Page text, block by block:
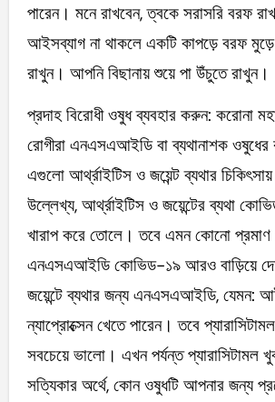
পারেন। মনে রাখবেন, ত্বকে সরাসরি বরফ
আইসব্যাগ না থাকলে একটি কাপড়ে বরফ মুড়ে
রাখুন। আপনি বিছানায় শুয়ে পা উঁচুতে রাখুন।
প্রদাহ বিরোধী ওষুধ ব্যবহার করুন: করোনা
রোগীরা এনএসএআইডি বা ব্যথানাশক ওষুধের
এগুলো আর্থ্রাইটিস ও জয়েন্ট ব্যথার
উল্লেখ্য, আর্থ্রাইটিস ও জয়েন্টের ব্যথা
খারাপ করে তোলে। তবে এমন কোনো প্রমাণ
এনএসএআইডি কোভিড-১৯ আরও বাড়িয়ে
জয়েন্টে ব্যথার জন্য এনএসএআইডি, যেমন:
ন্যাপ্রোক্সেন খেতে পারেন। তবে
সবচেয়ে ভালো। এখন পর্যন্ত প্যারাসিটামল
সত্যিকার অর্থে, কোন ওষুধটি আপনার জন্য